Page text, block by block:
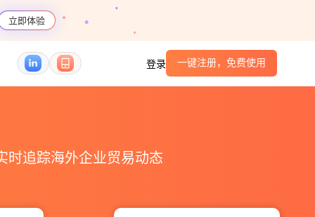
立即体验
登录 一键注册，免费使用
时追踪海外企业贸易动态